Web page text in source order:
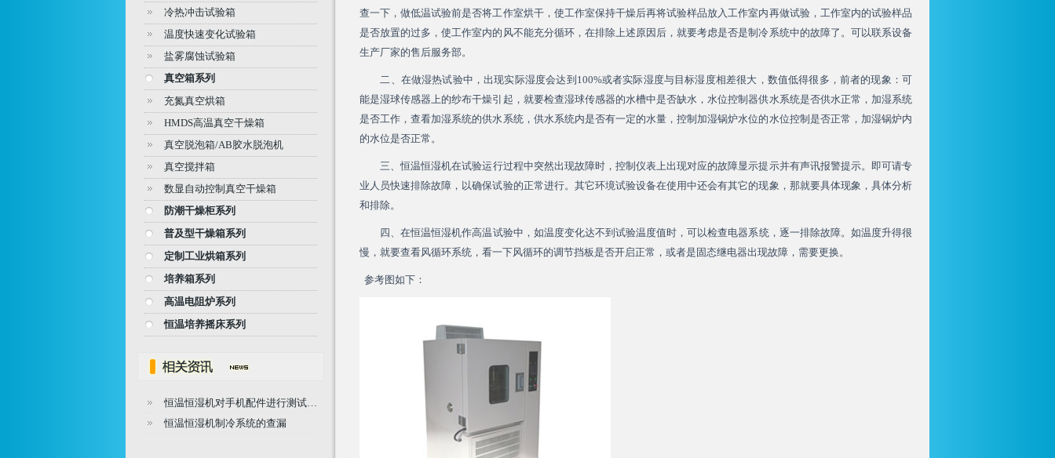
冷热冲击试验箱
温度快速变化试验箱
盐雾腐蚀试验箱
真空箱系列
充氮真空烘箱
HMDS高温真空干燥箱
真空脱泡箱/AB胶水脱泡机
真空搅拌箱
数显自动控制真空干燥箱
防潮干燥柜系列
普及型干燥箱系列
定制工业烘箱系列
培养箱系列
高温电阻炉系列
恒温培养摇床系列
恒温恒湿机对手机配件进行测试…
恒温恒湿机制冷系统的查漏
查一下，做低温试验前是否将工作室烘干，使工作室保持干燥后再将试验样品放入工作室内再做试验，工作室内的试验样品
是否放置的过多，使工作室内的风不能充分循环，在排除上述原因后，就要考虑是否是制冷系统中的故障了。可以联系设备
生产厂家的售后服务部。
二、在做湿热试验中，出现实际湿度会达到100%或者实际湿度与目标湿度相差很大，数值低得很多，前者的现象：可
能是湿球传感器上的纱布干燥引起，就要检查湿球传感器的水槽中是否缺水，水位控制器供水系统是否供水正常，加湿系统
是否工作，查看加湿系统的供水系统，供水系统内是否有一定的水量，控制加湿锅炉水位的水位控制是否正常，加湿锅炉内
的水位是否正常。
三、恒温恒湿机在试验运行过程中突然出现故障时，控制仪表上出现对应的故障显示提示并有声讯报警提示。即可请专
业人员快速排除故障，以确保试验的正常进行。其它环境试验设备在使用中还会有其它的现象，那就要具体现象，具体分析
和排除。
四、在恒温恒湿机作高温试验中，如温度变化达不到试验温度值时，可以检查电器系统，逐一排除故障。如温度升得很
慢，就要查看风循环系统，看一下风循环的调节挡板是否开启正常，或者是固态继电器出现故障，需要更换。
参考图如下：